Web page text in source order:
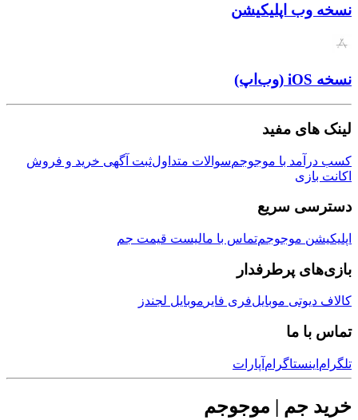
اپلیکیشن
مفید
با موجوجم سوالات متداولثبت آگهی خرید و فروش
سریع
موجوجم تماس با مالیست قیمت جم
پرطرفدار
موبایلفری فایرموبایل لجندز
ما
آپارات
جم | موجوجم